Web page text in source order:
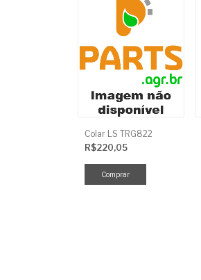
Colar LS TRG822
R$220,05